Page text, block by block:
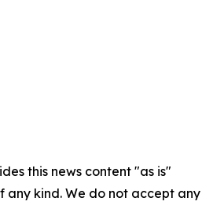
this news content "as is"
any kind. We do not accept any